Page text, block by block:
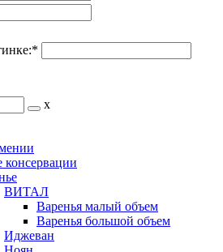
*
x
ВИТАЛ
Варенья малый объем
Варенья большой объем
Иджеван